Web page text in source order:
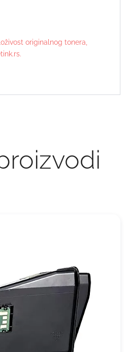
originalnog tonera,